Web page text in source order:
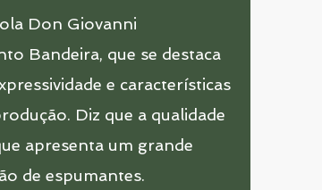
Don Giovanni
Bandeira, que se destaca
e características
Diz que a qualidade
apresenta um grande
de espumantes.